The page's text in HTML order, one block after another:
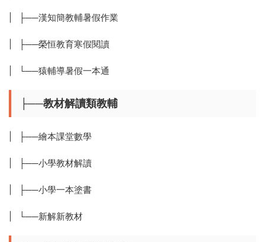
| ├──漢知簡教輔暑假作業
| ├──榮恒教育寒假閱讀
| └──猿輔導暑假一本通
├──教材解讀類教輔
| ├──繪本課堂數學
| ├──小學教材解讀
| ├──小學一本塗書
| └──新解新教材